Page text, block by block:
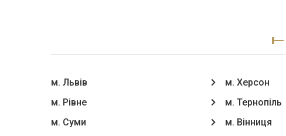
м. Львів
м. Рівне
м. Суми
м. Херсон
м. Тернопіль
м. Вінниця